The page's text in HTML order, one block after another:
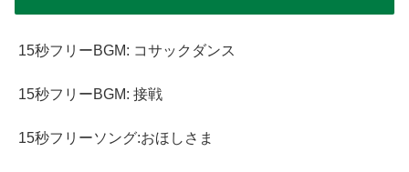
15秒フリーBGM: コサックダンス
15秒フリーBGM: 接戦
15秒フリーソング:おほしさま